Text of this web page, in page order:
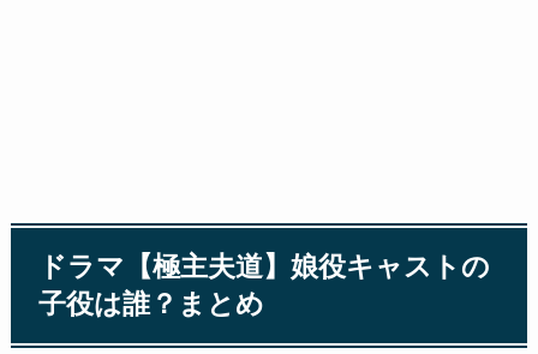
ドラマ【極主夫道】娘役キャストの
子役は誰？まとめ